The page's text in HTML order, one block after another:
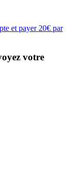
et payer 20€ par
votre